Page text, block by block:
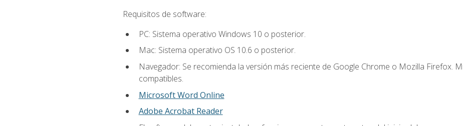
Requisitos de software:
PC: Sistema operativo Windows 10 o posterior.
Mac: Sistema operativo OS 10.6 o posterior.
Navegador: Se recomienda la versión más reciente de Google Chrome o Mozilla Firefox.
compatibles.
Microsoft Word Online
Adobe Acrobat Reader